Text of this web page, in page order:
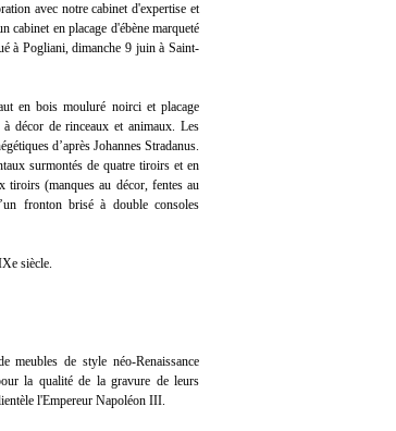
avec notre cabinet d'expertise et
cabinet en placage d'ébène marqueté
à Pogliani, dimanche 9 juin à Saint-
en bois mouluré noirci et placage
à décor de rinceaux et animaux. Les
d’après Johannes Stradanus.
surmontés de quatre tiroirs et en
tiroirs (manques au décor, fentes au
fronton brisé à double consoles
siècle.
meubles de style néo-Renaissance
la qualité de la gravure de leurs
l'Empereur Napoléon III.